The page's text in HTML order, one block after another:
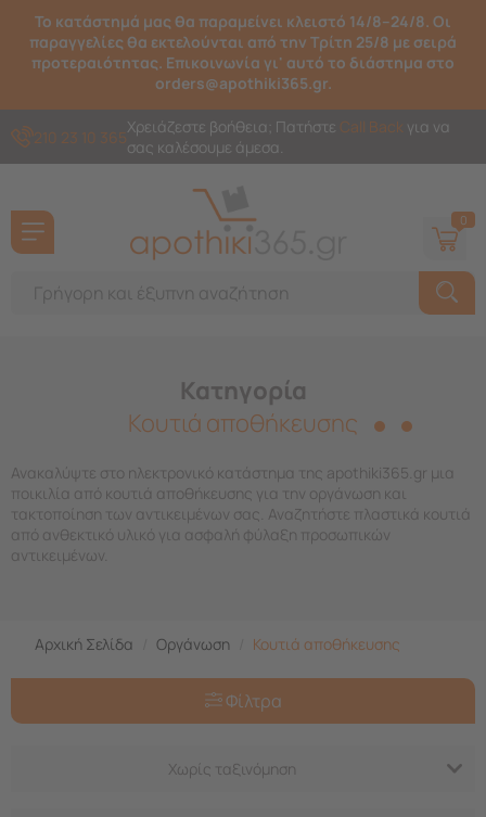
Το κατάστημά μας θα παραμείνει κλειστό 14/8–24/8. Οι
παραγγελίες θα εκτελούνται από την Τρίτη 25/8 με σειρά
προτεραιότητας. Επικοινωνία γι' αυτό το διάστημα στο
orders@apothiki365.gr.
210 23 10 365Χρειάζεστε βοήθεια; Πατήστε Call Back για να
σας καλέσουμε άμεσα.
0
Κατηγορία
Κουτιά αποθήκευσης
Ανακαλύψτε στο ηλεκτρονικό κατάστημα της apothiki365.gr μια
ποικιλία από κουτιά αποθήκευσης για την οργάνωση και
τακτοποίηση των αντικειμένων σας. Αναζητήστε πλαστικά κουτιά
από ανθεκτικό υλικό για ασφαλή φύλαξη προσωπικών
αντικειμένων.
Αρχική Σελίδα Οργάνωση Κουτιά αποθήκευσης
Φίλτρα
Χωρίς ταξινόμηση